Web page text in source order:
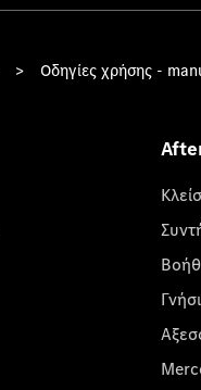
> Οδηγίες χρήσης -